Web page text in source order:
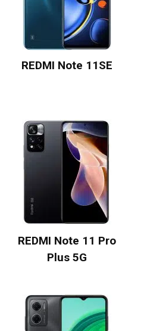
REDMI Note 11SE
REDMI Note 11 Pro
Plus 5G